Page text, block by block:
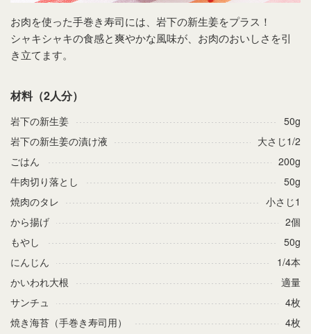
お肉を使った手巻き寿司には、岩下の新生姜をプラス！
シャキシャキの食感と爽やかな風味が、お肉のおいしさを引
き立てます。
材料（2人分）
岩下の新生姜
50g
岩下の新生姜の漬け液
大さじ1/2
ごはん
200g
牛肉切り落とし
50g
焼肉のタレ
小さじ1
から揚げ
2個
もやし
50g
にんじん
1/4本
かいわれ大根
適量
サンチュ
4枚
焼き海苔（手巻き寿司用）
4枚